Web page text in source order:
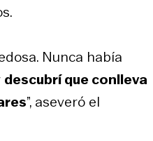
Nunca había
descubrí que conlleva
”, aseveró el